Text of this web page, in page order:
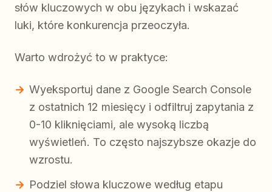
słów kluczowych w obu językach i wskazać
luki, które konkurencja przeoczyła.
Warto wdrożyć to w praktyce:
Wyeksportuj dane z Google Search Console
z ostatnich 12 miesięcy i odfiltruj zapytania z
0-10 kliknięciami, ale wysoką liczbą
wyświetleń. To często najszybsze okazje do
wzrostu.
Podziel słowa kluczowe według etapu